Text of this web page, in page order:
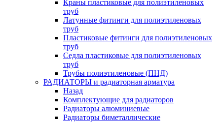
Краны пластиковые для полиэтиленовых
труб
Латунные фитинги для полиэтиленовых
труб
Пластиковые фитинги для полиэтиленовых
труб
Седла пластиковые для полиэтиленовых
труб
Трубы полиэтиленовые (ПНД)
РАДИАТОРЫ и радиаторная арматура
Назад
Комплектующие для радиаторов
Радиаторы алюминиевые
Радиаторы биметаллические